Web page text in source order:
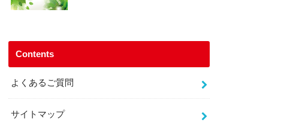
Contents
よくあるご質問
サイトマップ